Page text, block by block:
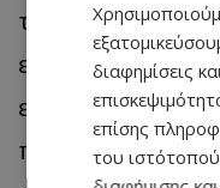
του παραλόγου
επικίνδυνου.
επωμιστούμε
πτέρυγας μόνοι
διαφημίσεις
επίσης
του